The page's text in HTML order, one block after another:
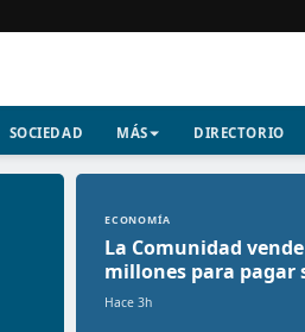
SOCIEDAD MÁS DIRECTORIO
ECONOMÍA
La Comunidad
millones para pagar
Hace 3h